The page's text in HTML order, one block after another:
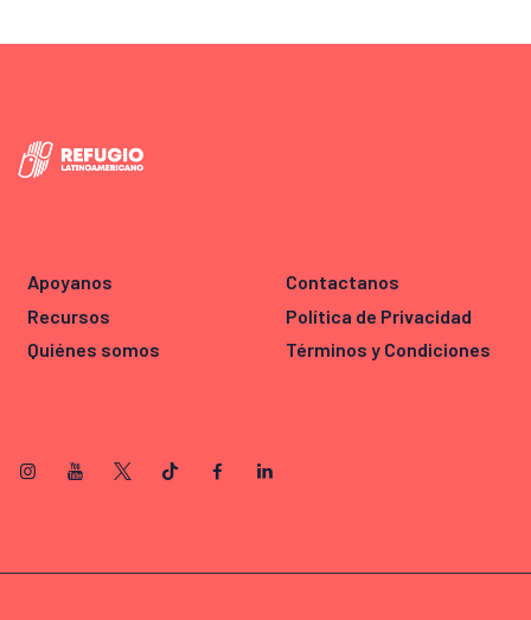
Apoyanos
Recursos
Quiénes somos
Contactanos
Política de Privacidad
Términos y Condiciones